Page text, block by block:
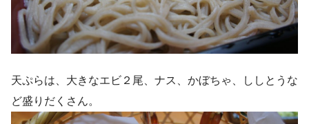
天ぷらは、大きなエビ２尾、ナス、かぼちゃ、ししとうな
ど盛りだくさん。